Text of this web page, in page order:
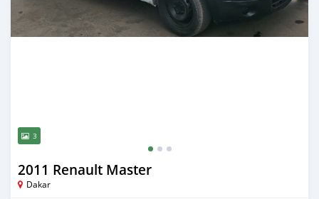
3
2011 Renault Master
Dakar